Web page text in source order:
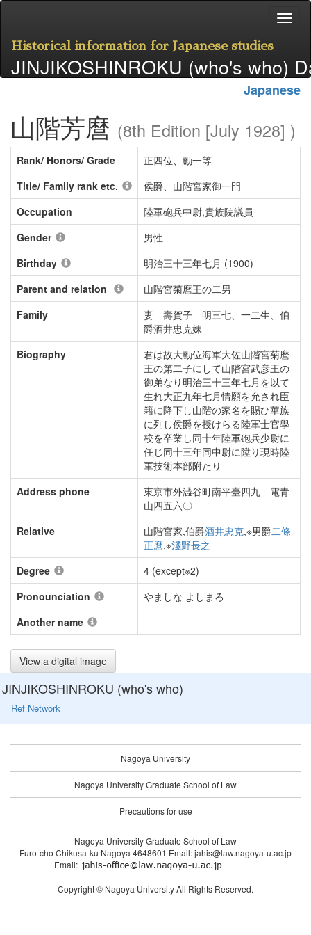
Historical information for Japanese studies
JINJIKOSHINROKU (who's who)
Japanese
山階芳麿 (8th Edition [July 1928] )
Rank/ Honors/ Grade
正四位、勳一等
Title/ Family rank etc.
侯爵、山階宮家御一門
Occupation
陸軍砲兵中尉,貴族院議員
Gender
男性
Birthday
明治三十三年七月 (1900)
Parent and relation
山階宮菊麿王の二男
Family
妻 壽賀子 明三七、一二生、伯
爵酒井忠克妹
Biography
君は故大勳位海軍大佐山階宮菊麿
王の第二子にして山階宮武彦王の
御弟なり明治三十三年七月を以て
生れ大正九年七月情願を允され臣
籍に降下し山階の家名を賜ひ華族
に列し侯爵を授けらる陸軍士官學
校を卒業し同十年陸軍砲兵少尉に
任じ同十三年同中尉に陞り現時陸
軍技術本部附たり
Address phone
東京市外澁谷町南平臺四九 電青
山四五六〇
Relative
山階宮家,伯爵酒井忠克,※男爵二條
正麿,※淺野長之
Degree
4 (except※2)
Pronounciation
やましな よしまろ
Another name
View a digital image
JINJIKOSHINROKU (who's who)
Ref Network
Nagoya University
Nagoya University Graduate School of Law
Precautions for use
Nagoya University Graduate School of Law
Furo-cho Chikusa-ku Nagoya 4648601 Email: jahis@law.nagoya-u.ac.jp
Email:
Copyright © Nagoya University All Rights Reserved.